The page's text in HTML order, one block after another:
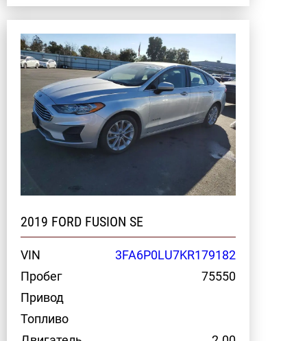
2019 FORD FUSION SE
VIN
3FA6P0LU7KR179182
Пробег
75550
Привод
Топливо